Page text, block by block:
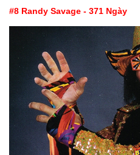
#8 Randy Savage - 371 Ngày